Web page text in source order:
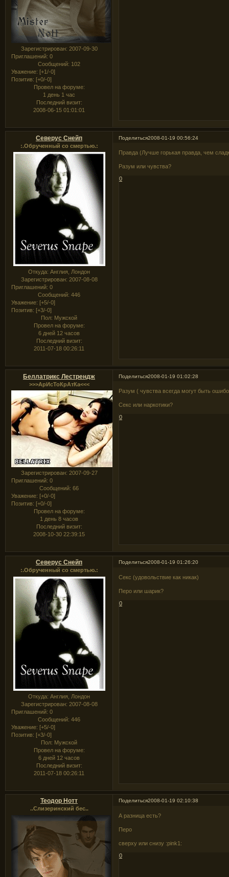
Зарегистрирован: 2007-09-30
Приглашений: 0
Сообщений: 102
Уважение: [+1/-0]
Позитив: [+0/-0]
Провел на форуме:
1 день 1 час
Последний визит:
2008-06-15 01:01:01
Поделиться2008-01-19 00:56:24
Северус Снейп
:.Обрученный со смертью.:
Откуда: Англия, Лондон
Зарегистрирован: 2007-08-08
Приглашений: 0
Сообщений: 446
Уважение: [+5/-0]
Позитив: [+3/-0]
Пол: Мужской
Провел на форуме:
6 дней 12 часов
Последний визит:
2011-07-18 00:26:11
Правда (Лучше горькая правда, чем
Разум или чувства?
0
Поделиться2008-01-19 01:02:28
Беллатрикс Лестрендж
>>>АрИсТоКрАтКа<<<
Зарегистрирован: 2007-09-27
Приглашений: 0
Сообщений: 66
Уважение: [+0/-0]
Позитив: [+0/-0]
Провел на форуме:
1 день 8 часов
Последний визит:
2008-10-30 22:39:15
Разум ( чувства всегда могут быть
Секс или наркотики?
0
Поделиться2008-01-19 01:26:20
Северус Снейп
:.Обрученный со смертью.:
Откуда: Англия, Лондон
Зарегистрирован: 2007-08-08
Приглашений: 0
Сообщений: 446
Уважение: [+5/-0]
Позитив: [+3/-0]
Пол: Мужской
Провел на форуме:
6 дней 12 часов
Последний визит:
2011-07-18 00:26:11
Секс (удовольствие как никак)
Перо или шарик?
0
Поделиться2008-01-19 02:10:38
Теодор Нотт
..Слизеринский бес..
А разница есть?
Перо
сверху или снизу :pink1:
0